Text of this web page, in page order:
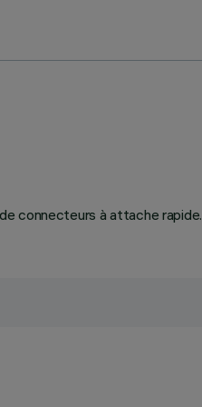
connecteurs à attache rapide.